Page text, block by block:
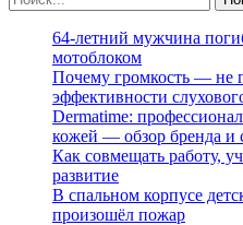
64-летний мужчина
мотоблоком
Почему громкость — не
эффективности
Dermatime:
кожей — обзор бренда и
Как совмещать работу,
развитие
В спальном корпусе
произошёл пожар